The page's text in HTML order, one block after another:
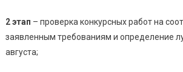
2 этап – проверка конкурсных работ на
заявленным требованиям и определение
августа;